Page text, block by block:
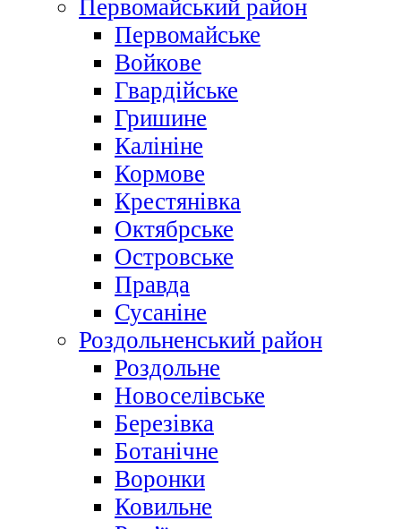
Первомайський район
Первомайське
Войкове
Гвардійське
Гришине
Калініне
Кормове
Крестянівка
Октябрське
Островське
Правда
Сусаніне
Роздольненський район
Роздольне
Новоселівське
Березівка
Ботанічне
Воронки
Ковильне